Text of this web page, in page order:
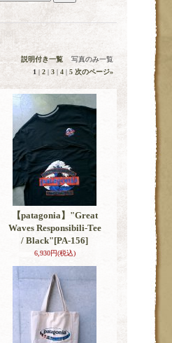
説明付き一覧 写真のみ一覧
1 | 2 | 3 | 4 | 5 次のページ»
【patagonia】"Great
Waves Responsibili-Tee
/ Black"[PA-156]
6,930円(税込)